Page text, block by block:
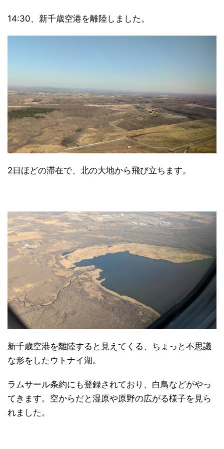
14:30、新千歳空港を離陸しました。
2日ほどの滞在で、北の大地から飛び立ちます。
新千歳空港を離陸すると見えてくる、ちょっと不思議
な形をしたウトナイ湖。
ラムサール条約にも登録されており、白鳥などがやっ
てきます。空からだと湿原や原野の広がる様子を見ら
れました。